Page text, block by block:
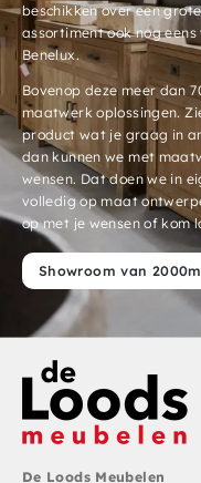
beschikken over een
assortiment ook nog
Benelux.
Bovenop deze meer dan
maatwerk oplossingen.
product wat je graag in
dan kunnen we met
wensen. Dat doen we in
volledig op maat
op met je wensen of kom
Showroom van
De Loods Meubelen